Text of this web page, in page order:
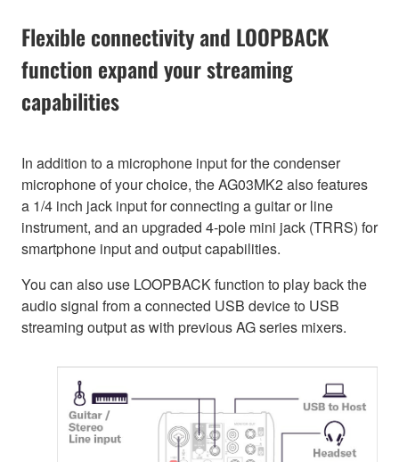
Flexible connectivity and LOOPBACK
function expand your streaming
capabilities
In addition to a microphone input for the condenser
microphone of your choice, the AG03MK2 also features
a 1/4 inch jack input for connecting a guitar or line
instrument, and an upgraded 4-pole mini jack (TRRS) for
smartphone input and output capabilities.
You can also use LOOPBACK function to play back the
audio signal from a connected USB device to USB
streaming output as with previous AG series mixers.